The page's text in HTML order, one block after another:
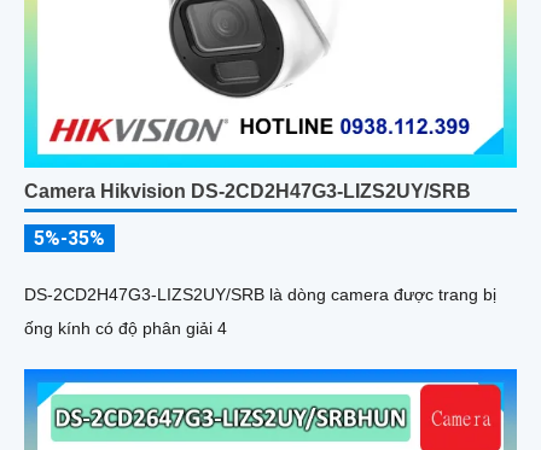
Camera Hikvision DS-2CD2H47G3-LIZS2UY/SRB
5%-35%
DS-2CD2H47G3-LIZS2UY/SRB là dòng camera được trang bị
ống kính có độ phân giải 4